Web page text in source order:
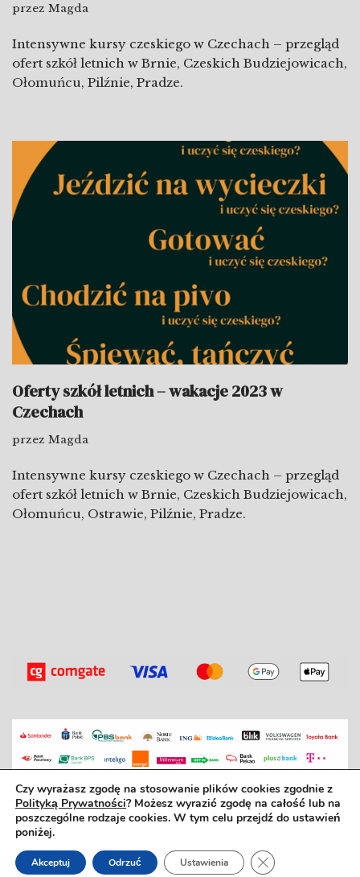
przez Magda
Intensywne kursy czeskiego w Czechach – przegląd
ofert szkół letnich w Brnie, Czeskich Budziejowicach,
Ołomuńcu, Pilźnie, Pradze.
Oferty szkół letnich – wakacje 2023 w
Czechach
przez Magda
Intensywne kursy czeskiego w Czechach – przegląd
ofert szkół letnich w Brnie, Czeskich Budziejowicach,
Ołomuńcu, Ostrawie, Pilźnie, Pradze.
Bo dobra książka to dobrý den. ©2025
REGULAMIN SZKOŁY
REGULAMIN SKLEPU|REGULAMIN
NEWSLETTERA POLITYKA PRYWATNOŚCI
Czy wyrażasz zgodę na stosowanie plików cookies zgodnie z
Polityką Prywatności? Możesz wyrazić zgodę na całość lub na
poszczególne rodzaje cookies. W tym celu przejdź do ustawień
poniżej.
Akceptuj Odrzuć Ustawienia Zamknij panel